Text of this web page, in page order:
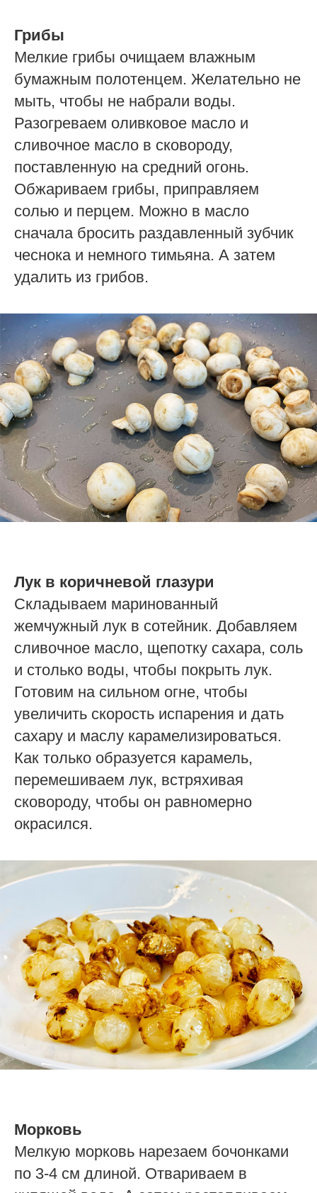
Грибы
Мелкие грибы очищаем влажным
бумажным полотенцем. Желательно не
мыть, чтобы не набрали воды.
Разогреваем оливковое масло и
сливочное масло в сковороду,
поставленную на средний огонь.
Обжариваем грибы, приправляем
солью и перцем. Можно в масло
сначала бросить раздавленный зубчик
чеснока и немного тимьяна. А затем
удалить из грибов.
Лук в коричневой глазури
Складываем маринованный
жемчужный лук в сотейник. Добавляем
сливочное масло, щепотку сахара, соль
и столько воды, чтобы покрыть лук.
Готовим на сильном огне, чтобы
увеличить скорость испарения и дать
сахару и маслу карамелизироваться.
Как только образуется карамель,
перемешиваем лук, встряхивая
сковороду, чтобы он равномерно
окрасился.
Морковь
Мелкую морковь нарезаем бочонками
по 3-4 см длиной. Отвариваем в